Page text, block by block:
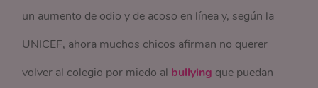
un aumento de odio y de acoso en línea y, según la
UNICEF, ahora muchos chicos afirman no querer
volver al colegio por miedo al bullying que puedan